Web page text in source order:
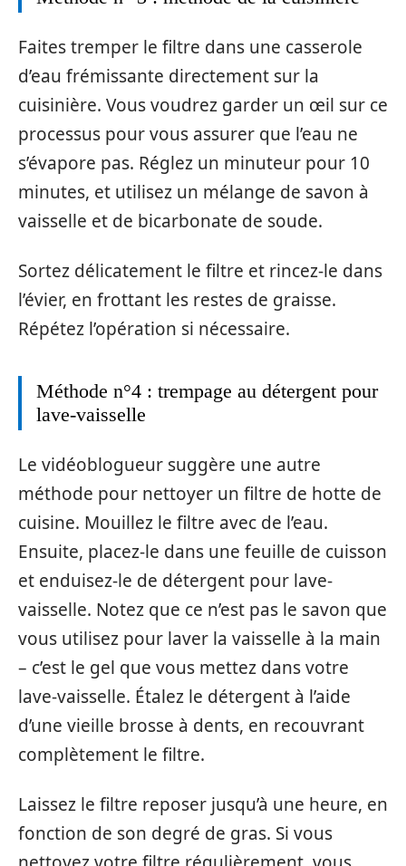
Faites tremper le filtre dans une casserole
d’eau frémissante directement sur la
cuisinière. Vous voudrez garder un œil sur ce
processus pour vous assurer que l’eau ne
s’évapore pas. Réglez un minuteur pour 10
minutes, et utilisez un mélange de savon à
vaisselle et de bicarbonate de soude.
Sortez délicatement le filtre et rincez-le dans
l’évier, en frottant les restes de graisse.
Répétez l’opération si nécessaire.
Méthode n°4 : trempage au détergent pour
lave-vaisselle
Le vidéoblogueur suggère une autre
méthode pour nettoyer un filtre de hotte de
cuisine. Mouillez le filtre avec de l’eau.
Ensuite, placez-le dans une feuille de cuisson
et enduisez-le de détergent pour lave-
vaisselle. Notez que ce n’est pas le savon que
vous utilisez pour laver la vaisselle à la main
– c’est le gel que vous mettez dans votre
lave-vaisselle. Étalez le détergent à l’aide
d’une vieille brosse à dents, en recouvrant
complètement le filtre.
Laissez le filtre reposer jusqu’à une heure, en
fonction de son degré de gras. Si vous